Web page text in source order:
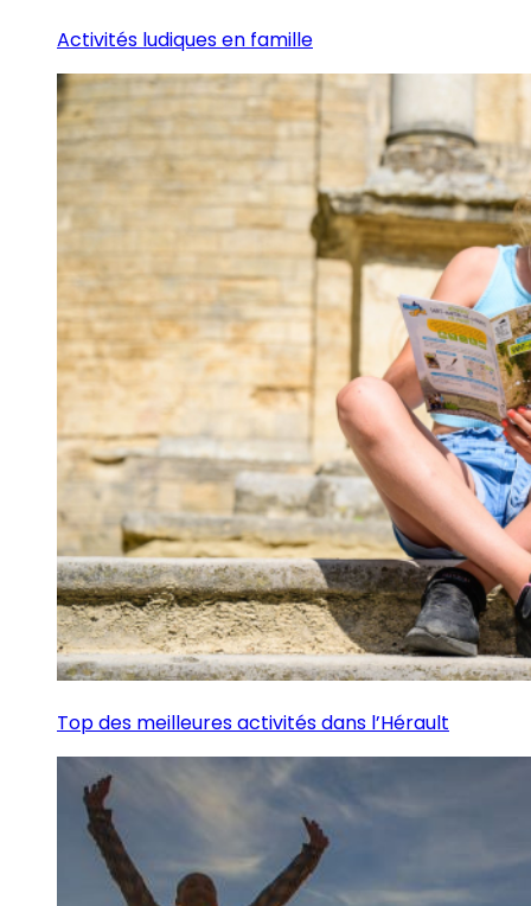
Activités ludiques en famille
Top des meilleures activités dans l’Hérault